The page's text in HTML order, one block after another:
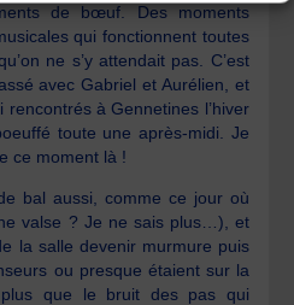
de bœuf. Des moments
qui fonctionnent toutes
ne s’y attendait pas. C’est
avec Gabriel et Aurélien, et
rencontrés à Gennetines l’hiver
toute une après-midi. Je
ce moment là !
bal aussi, comme ce jour où
valse ? Je ne sais plus…), et
la salle devenir murmure puis
ou presque étaient sur la
plus que le bruit des pas qui